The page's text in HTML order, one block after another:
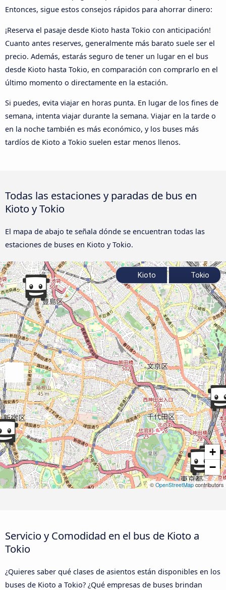
Entonces, sigue estos consejos rápidos para ahorrar dinero:
¡Reserva el pasaje desde Kioto hasta Tokio con anticipación!
Cuanto antes reserves, generalmente más barato suele ser el
precio. Además, estarás seguro de tener un lugar en el bus
desde Kioto hasta Tokio, en comparación con comprarlo en el
último momento o directamente en la estación.
Si puedes, evita viajar en horas punta. En lugar de los fines de
semana, intenta viajar durante la semana. Viajar en la tarde o
en la noche también es más económico, y los buses más
tardíos de Kioto a Tokio suelen estar menos llenos.
Todas las estaciones y paradas de bus en
Kioto y Tokio
El mapa de abajo te señala dónde se encuentran todas las
estaciones de buses en Kioto y Tokio.
+
−
©OpenStreetMapcontributors
Kioto Tokio
Servicio y Comodidad en el bus de Kioto a
Tokio
¿Quieres saber qué clases de asientos están disponibles en los
buses de Kioto a Tokio? ¿Qué empresas de buses brindan